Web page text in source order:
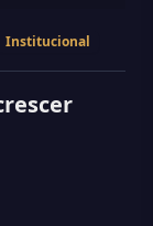
Institucional